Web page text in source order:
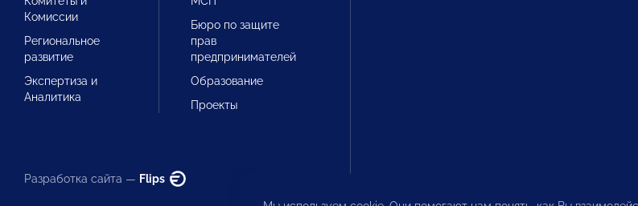
Комиссии
Региональное
развитие
Экспертиза и
Аналитика
Бюро по защите
прав
предпринимателей
Образование
Проекты
Разработка сайта — Flips